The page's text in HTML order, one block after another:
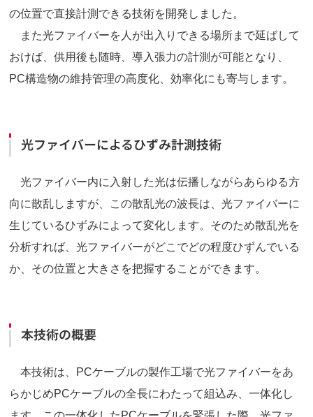
の位置で直接計測できる技術を開発しました。
また光ファイバーを人が出入りできる場所まで延ばして
おけば、供用後も随時、導入張力の計測が可能となり、
PC構造物の維持管理の高度化、効率化にも寄与します。
光ファイバーによるひずみ計測技術
光ファイバー内に入射した光は伝播しながらあらゆる方
向に散乱しますが、この散乱光の波長は、光ファイバーに
生じているひずみによって変化します。そのため散乱光を
分析すれば、光ファイバーがどこでどの程度ひずんでいる
か、その位置と大きさを把握することができます。
本技術の概要
本技術は、PCケーブルの製作工場で光ファイバーをあ
らかじめPCケーブルの全長にわたって組込み、一体化し